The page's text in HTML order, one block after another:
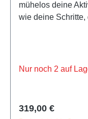
mühelos deine
wie deine
Nur noch 2 auf
Regulärer Preis:
319,00 €